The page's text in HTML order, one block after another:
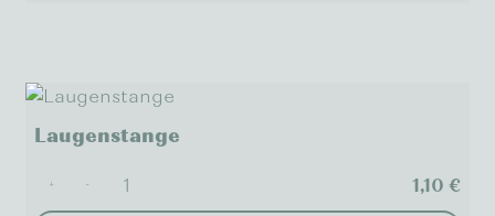
Laugenstange
+ - 1,10€